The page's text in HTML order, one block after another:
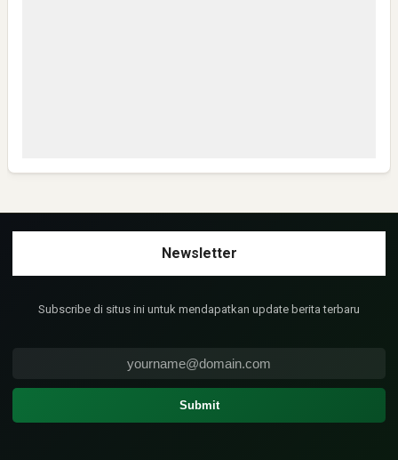
Subscribe di situs ini untuk mendapatkan update berita terbaru